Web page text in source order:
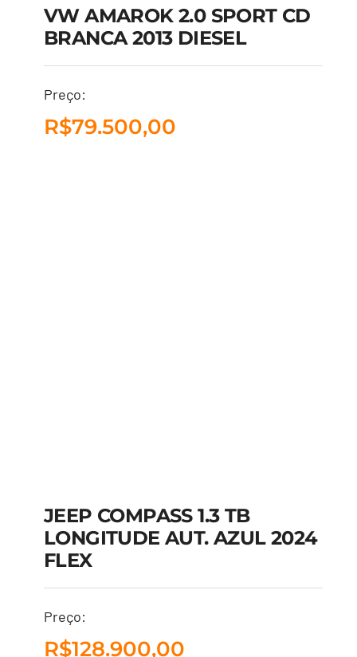
VW AMAROK 2.0
SPORT CD BRANCA
2013 DIESEL
VW AMAROK 2.0 SPORT CD
BRANCA 2013 DIESEL
Preço:
R$79.500,00
JEEP COMPASS 1.3 TB
LONGITUDE AUT.
AZUL 2024 FLEX
JEEP COMPASS 1.3 TB
LONGITUDE AUT. AZUL 2024
FLEX
Preço:
R$128.900,00